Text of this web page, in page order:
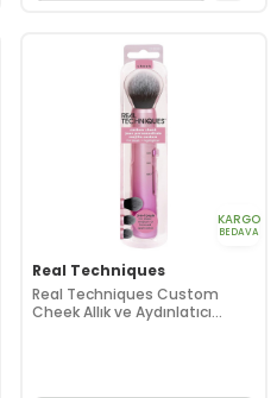
KARGO
BEDAVA
Real Techniques
Real Techniques Custom
Cheek Allık ve Aydınlatıcı